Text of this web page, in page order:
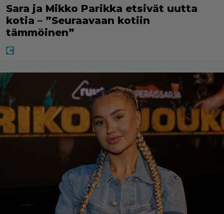
Sara ja Mikko Parikka etsivät uutta
kotia – ”Seuraavaan kotiin
tämmöinen”